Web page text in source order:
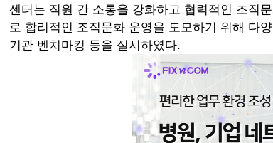
센터는 직원 간 소통을 강화하고 협력적인 조직
로 합리적인 조직문화 운영을 도모하기 위해 다
기관 벤치마킹 등을 실시하였다.